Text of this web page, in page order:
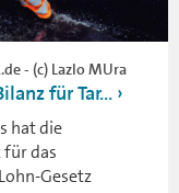
- (c) Lazlo MUra
für Tar...
hat die
für das
Gesetz